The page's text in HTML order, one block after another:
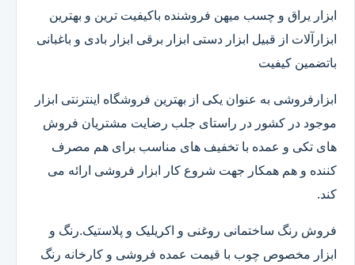
ابزار یراق و چسب میهن فروشنده باکیفیت ترین و بهترین
ابزارآلات از قبیل ابزار دستی ابزار برقی ابزار بادی و باغبانی
باتضمین کیفیت
ابزارفروشی به عنوان یکی از بهترین فروشگاه اینترنتی ابزار
موجود در کشور در راستای جلب رضایت مشتریان فروش
های تکی و عمده با تخفیف های مناسب برای هم مصرف
کننده و هم همکار جهت شروع کار ابزار فروشی ارائه می
کند.
فروش رنگ ساختمانی روغنی و اکریلیک و پلاستیک.رنگ و
ابزار مخصوص چوب با قیمت عمده فروشی و کارخانه رنگ